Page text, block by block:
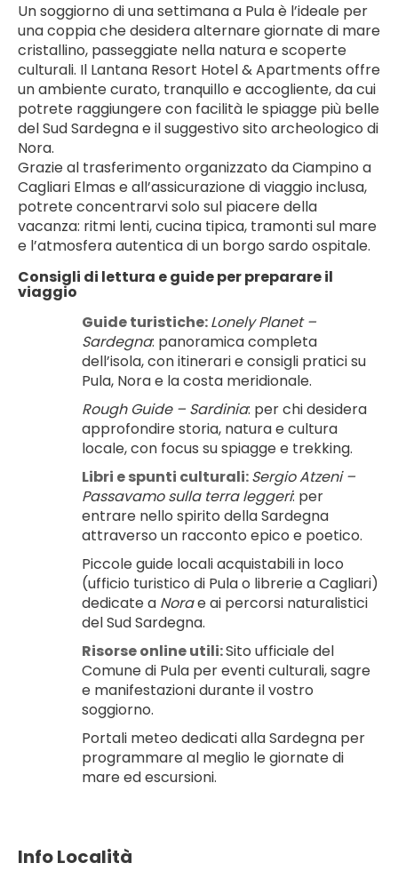
Un soggiorno di una settimana a Pula è l’ideale per
una coppia che desidera alternare giornate di mare
cristallino, passeggiate nella natura e scoperte
culturali. Il Lantana Resort Hotel & Apartments offre
un ambiente curato, tranquillo e accogliente, da cui
potrete raggiungere con facilità le spiagge più belle
del Sud Sardegna e il suggestivo sito archeologico di
Nora.
Grazie al trasferimento organizzato da Ciampino a
Cagliari Elmas e all’assicurazione di viaggio inclusa,
potrete concentrarvi solo sul piacere della
vacanza: ritmi lenti, cucina tipica, tramonti sul mare
e l’atmosfera autentica di un borgo sardo ospitale.
Consigli di lettura e guide per preparare il
viaggio
Guide turistiche: Lonely Planet –
Sardegna: panoramica completa
dell’isola, con itinerari e consigli pratici su
Pula, Nora e la costa meridionale.
Rough Guide – Sardinia: per chi desidera
approfondire storia, natura e cultura
locale, con focus su spiagge e trekking.
Libri e spunti culturali: Sergio Atzeni –
Passavamo sulla terra leggeri: per
entrare nello spirito della Sardegna
attraverso un racconto epico e poetico.
Piccole guide locali acquistabili in loco
(ufficio turistico di Pula o librerie a Cagliari)
dedicate a Nora e ai percorsi naturalistici
del Sud Sardegna.
Risorse online utili: Sito ufficiale del
Comune di Pula per eventi culturali, sagre
e manifestazioni durante il vostro
soggiorno.
Portali meteo dedicati alla Sardegna per
programmare al meglio le giornate di
mare ed escursioni.
Info Località